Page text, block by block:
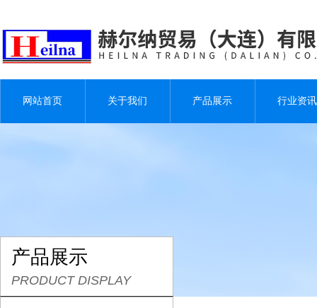
网站首页 关于我们 产品展示 行业资讯
产品展示
PRODUCT DISPLAY